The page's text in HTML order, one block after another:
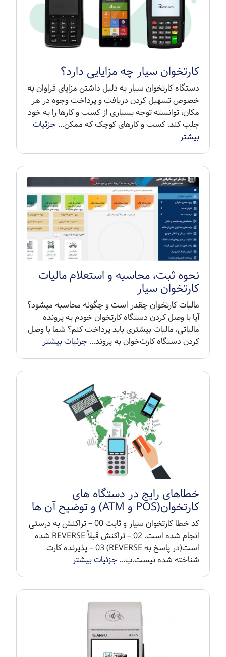
کارتخوان سیار چه مزایایی دارد؟
دستگاه کارتخوان سیار به دلیل داشتن مزایای فراوان به
خصوص تسهیل کردن دریافت و پرداخت وجوه در هر
مکان، توانسته توجه بسیاری از کسب و کارها را به خود
جلب کند. کسب و کارهای کوچک که ممکن...جزئیات
بیشتر
نحوه ثبت، محاسبه و استعلام مالیات
کارتخوان سیار
مالیات کارتخوان چقدر است و چگونه محاسبه میشود؟
آیا با وصل کردن دستگاه کارتخوان خودم به پرونده
مالیاتی، مالیات بیشتری باید پرداخت کنم؟ شما با وصل
کردن دستگاه کارت‌خوان به پروند...جزئیات بیشتر
خطاهای رایج در دستگاه های
کارتخوان(POS و ATM) و توضیح آن ها
کد خطا کارتخوان سیار و ثابت 00 – تراکنش به درستی
انجام شده است. 02 – تراکنش قبلاً REVERSE شده
است(در پاسخ به REVERSE) 03 – پذیرنده کارت
شناخته شده نیست.ب...جزئیات بیشتر